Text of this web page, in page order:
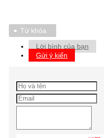
Từ khóa
Lời bình của bạn
Gửi ý kiến